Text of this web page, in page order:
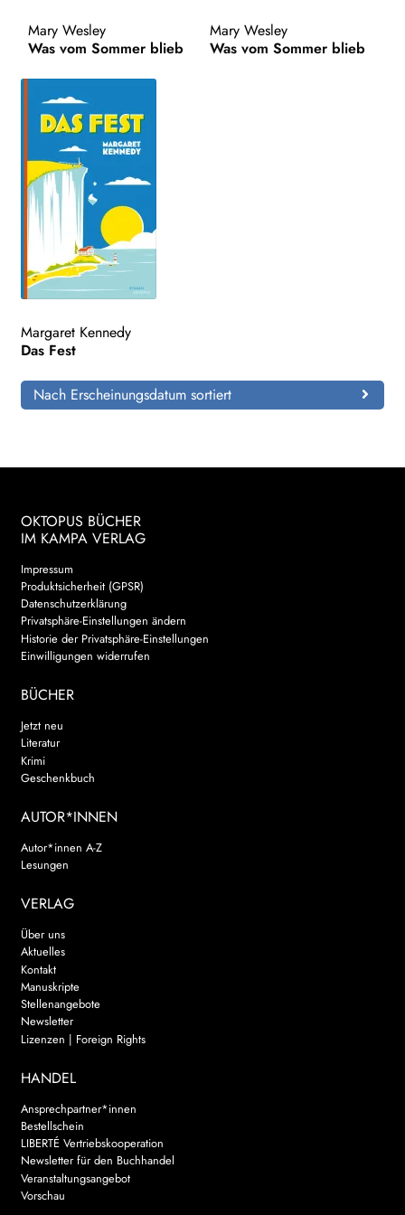
Search:
Mary Wesley
Was vom Sommer blieb
Mary Wesley
Was vom Sommer blieb
Margaret Kennedy
Das Fest
Nach Erscheinungsdatum sortiert
OKTOPUS BÜCHER
IM KAMPA VERLAG
Impressum
Produktsicherheit (GPSR)
Datenschutzerklärung
Privatsphäre-Einstellungen ändern
Historie der Privatsphäre-Einstellungen
Einwilligungen widerrufen
BÜCHER
Jetzt neu
Literatur
Krimi
Geschenkbuch
AUTOR*INNEN
Autor*innen A-Z
Lesungen
VERLAG
Über uns
Aktuelles
Kontakt
Manuskripte
Stellenangebote
Newsletter
Lizenzen | Foreign Rights
HANDEL
Ansprechpartner*innen
Bestellschein
LIBERTÉ Vertriebskooperation
Newsletter für den Buchhandel
Veranstaltungsangebot
Vorschau